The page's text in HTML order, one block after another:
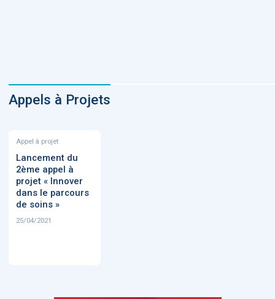
Appels à Projets
Appel à projet
Lancement du
2ème appel à
projet « Innover
dans le parcours
de soins »
25/04/2021